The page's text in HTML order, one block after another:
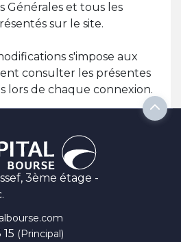
Générales et tous les
sur le site.
s'impose aux
consulter les présentes
lors de chaque connexion.
3ème étage -
(Principal)